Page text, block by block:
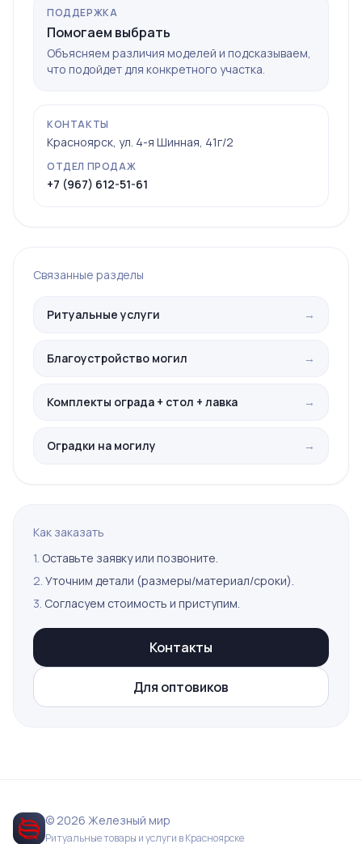
ПОДДЕРЖКА
Помогаем выбрать
Объясняем различия моделей и подсказываем,
что подойдет для конкретного участка.
КОНТАКТЫ
Красноярск, ул. 4-я Шинная, 41г/2
ОТДЕЛ ПРОДАЖ
+7 (967) 612-51-61
Связанные разделы
Ритуальные услуги →
Благоустройство могил →
Комплекты ограда + стол + лавка →
Оградки на могилу →
Как заказать
1. Оставьте заявку или позвоните.
2. Уточним детали (размеры/материал/сроки).
3. Согласуем стоимость и приступим.
Контакты
Для оптовиков
© 2026 Железный мир
Ритуальные товары и услуги в Красноярске